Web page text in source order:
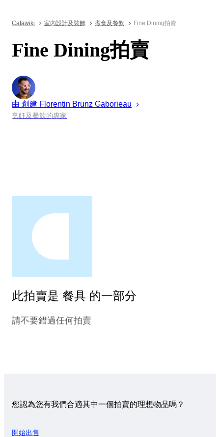
Catawiki 室內設計及裝飾 煮食及餐飲 Fine Dining拍賣
Fine Dining拍賣
由 創建 Florentin Brunz Gaborieau
烹飪及餐飲的專家
此拍賣是 餐具 的一部分
請不要錯過任何拍賣
您認為您有我們合適其中一個拍賣的理想物品嗎？
開始出售